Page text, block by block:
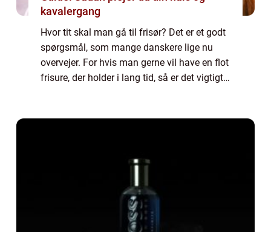
kavalergang
Hvor tit skal man gå til frisør? Det er et godt
spørgsmål, som mange danskere lige nu
overvejer. For hvis man gerne vil have en flot
frisure, der holder i lang tid, så er det vigtigt